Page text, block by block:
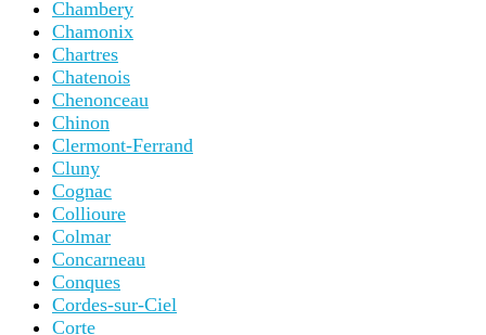
Chambery
Chamonix
Chartres
Chatenois
Chenonceau
Chinon
Clermont-Ferrand
Cluny
Cognac
Collioure
Colmar
Concarneau
Conques
Cordes-sur-Ciel
Corte